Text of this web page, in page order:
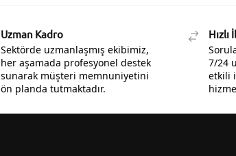
Uzman Kadro
Sektörde uzmanlaşmış ekibimiz,
her aşamada profesyonel destek
sunarak müşteri memnuniyetini
ön planda tutmaktadır.
Hızlı
7/24
etkili